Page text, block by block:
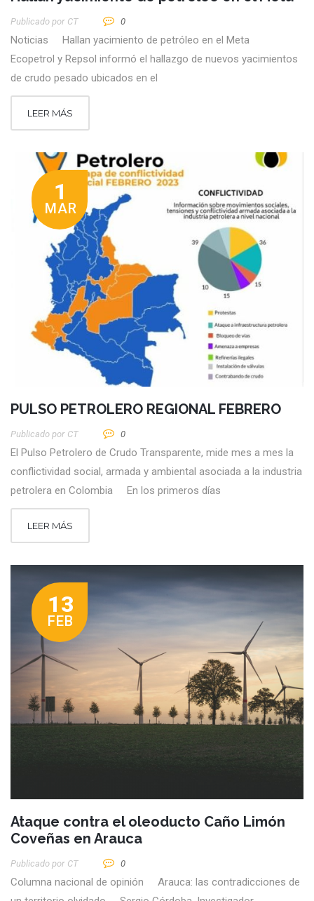
Publicado por CT 0
Noticias Hallan yacimiento de petróleo en el Meta
Ecopetrol y Repsol informó el hallazgo de nuevos yacimientos
de crudo pesado ubicados en el
LEER MÁS
1
MAR
PULSO PETROLERO REGIONAL FEBRERO
Publicado por CT 0
El Pulso Petrolero de Crudo Transparente, mide mes a mes la
conflictividad social, armada y ambiental asociada a la industria
petrolera en Colombia En los primeros días
LEER MÁS
13
FEB
Ataque contra el oleoducto Caño Limón
Coveñas en Arauca
Publicado por CT 0
Columna nacional de opinión Arauca: las contradicciones de